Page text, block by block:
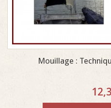
Mouillage :